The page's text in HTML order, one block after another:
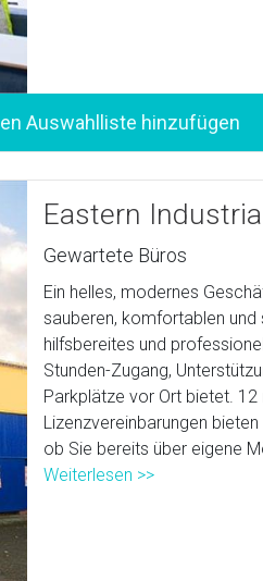
Eastern
Gewartete Büros
Ein helles, modernes
sauberen, komfortablen und
hilfsbereites und
Stunden-Zugang,
Parkplätze vor Ort bietet.
Lizenzvereinbarungen
ob Sie bereits über eigene
Weiterlesen >>